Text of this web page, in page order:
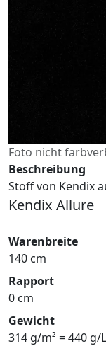
Foto nicht
Beschreibung
Stoff von Kendix
Kendix Allure
Warenbreite
140 cm
Rapport
0 cm
Gewicht
314 g/m² = 440